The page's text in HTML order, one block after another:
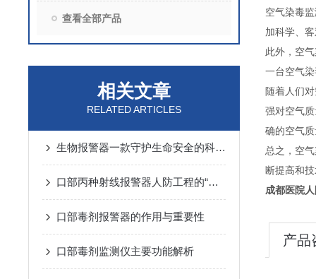
查看全部产品
相关文章
RELATED ARTICLES
生物报警器一款守护生命安全的科技哨兵
口部丙种射线报警器人防工程的“核生化”哨兵
口部毒剂报警器的作用与重要性
口部毒剂监测仪主要功能解析
空气染毒
加科学、
此外，空
一台空气
随着人们
强对空气
确的空气
总之，空
断提高和
成都医院
产品